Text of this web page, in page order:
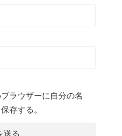
ラウザーに自分の名
存する。